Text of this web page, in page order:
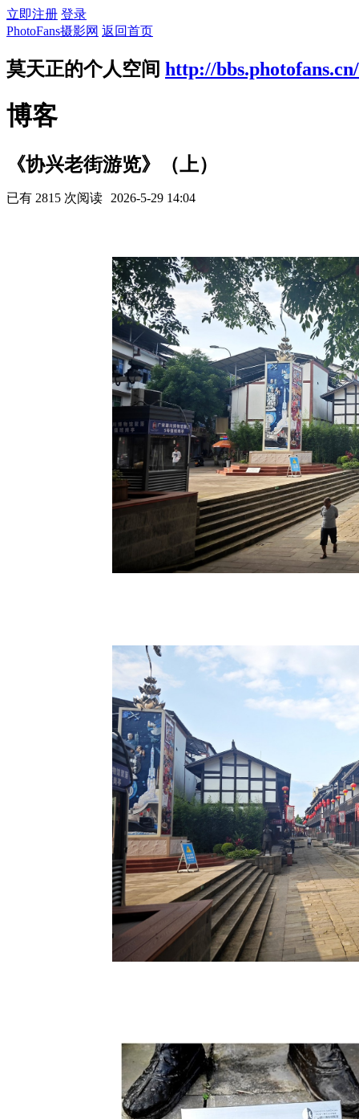
立即注册 登录
PhotoFans摄影网 返回首页
莫天正的个人空间 http://
博客
《协兴老街游览》（上）
已有 2815 次阅读 2026-5-29 14:04